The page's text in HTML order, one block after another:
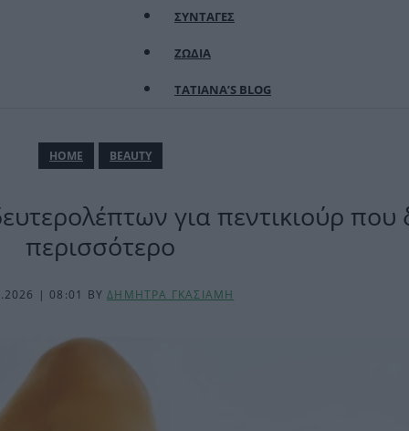
ΣΥΝΤΑΓΕΣ
ΖΩΔΙΑ
TATIANA’S BLOG
ΗΟΜΕ BEAUTY
για πεντικιούρ που
περισσότερο
| 08:01 BYΔΗΜΗΤΡΑ ΓΚΑΣΙΑΜΗ